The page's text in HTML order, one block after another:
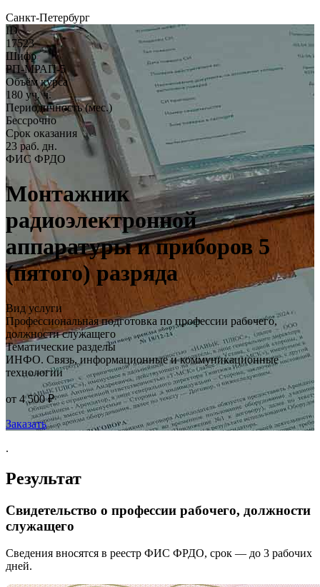
Санкт-Петербург
ID
17523
Шифр
РП-МРАП-5
Объём курса
180 уч. ч.
Периодичность (мес.)
Бессрочно
Срок оказания
23 раб. дн.
ФИС ФРДО
Монтажник
радиоэлектронной
аппаратуры и приборов 5
(пятого) разряда
Вид услуги
Профессиональная подготовка по профессии рабочего,
должности служащего
Тематические разделы
ИНФО. Связь, информационные и коммуникационные
технологии
от 4 500 ₽
Заказать
.
Результат
Свидетельство о профессии рабочего, должности
служащего
Сведения вносятся в реестр ФИС ФРДО, срок — до 3 рабочих
дней.